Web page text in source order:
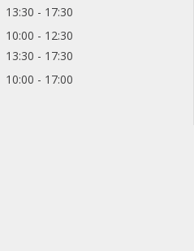
13:30 - 17:30
10:00 - 12:30
13:30 - 17:30
10:00 - 17:00